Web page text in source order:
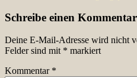
Schreibe einen Kommentar
Deine E-Mail-Adresse wird nicht
Felder sind mit * markiert
Kommentar *